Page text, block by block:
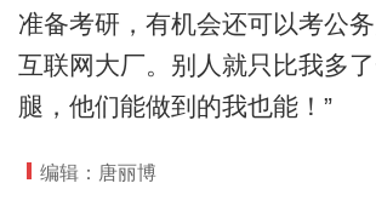
准备考研，有机会还可以考公
互联网大厂。别人就只比我多
腿，他们能做到的我也能！”
编辑：唐丽博